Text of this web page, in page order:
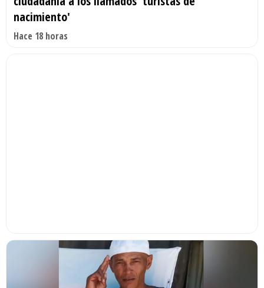
nacimiento'
Hace 18 horas